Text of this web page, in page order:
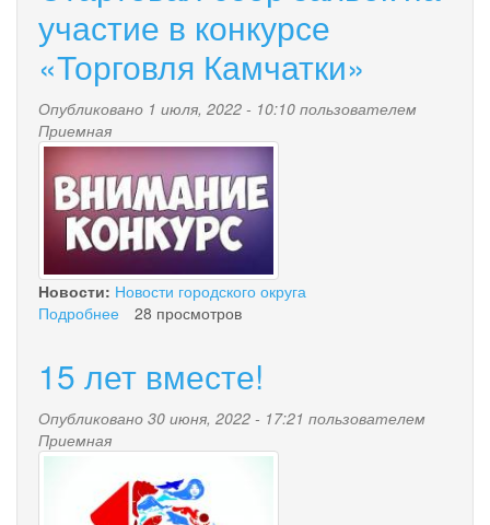
участие в конкурсе
«Торговля Камчатки»
Опубликовано 1 июля, 2022 - 10:10 пользователем
Приемная
index.jpg
Новости: Новости городского округа
Подробнее
заявок
участие
«Торговля
Камчатки»
28 просмотров
15 лет вместе!
Опубликовано 30 июня, 2022 - 17:21 пользователем
Приемная
dlya_anonsa.jpg